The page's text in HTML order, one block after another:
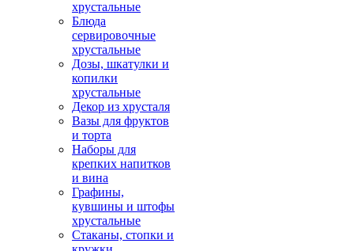
хрустальные
Блюда
сервировочные
хрустальные
Дозы, шкатулки и
копилки
хрустальные
Декор из хрусталя
Вазы для фруктов
и торта
Наборы для
крепких напитков
и вина
Графины,
кувшины и штофы
хрустальные
Стаканы, стопки и